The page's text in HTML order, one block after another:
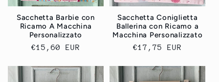
Sacchetta Barbie con
Ricamo A Macchina
Personalizzato
Prezzo
listino
€15,60 EUR
Sacchetta Coniglietta
Ballerina con Ricamo a
Macchina Personalizzato
Prezzo
listino
€17,75 EUR